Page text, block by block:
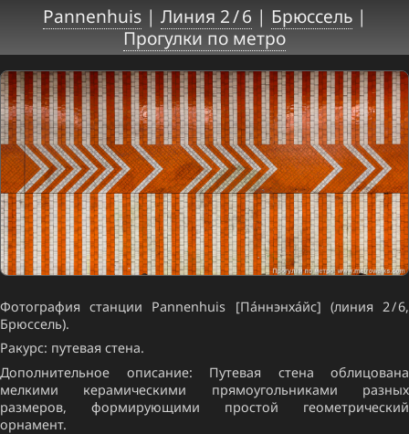
Pannenhuis| Линия 2 / 6 | Брюссель|
Прогулки по метро
Фотография станции Pannenhuis [Па́ннэнха́йс] (линия 2 / 6,
Брюссель).
Ракурс: путевая стена.
Дополнительное описание: Путевая стена облицована
мелкими керамическими прямоугольниками разных
размеров, формирующими простой геометрический
орнамент.